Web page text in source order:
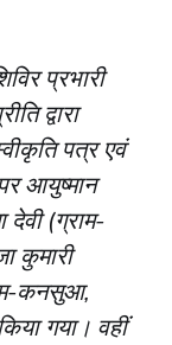
प्रभारी
द्वारा
पत्र एवं
आयुष्मान
देवी (ग्राम-
कुमारी
कनसुआ,
गया। वहीं